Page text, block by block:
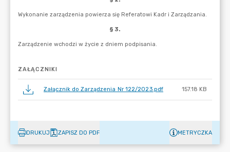
ZAŁĄCZNIKI
Załącznik do Zarządzenia Nr 122/2023.pdf 157.18 KB
DRUKUJ ZAPISZ DO PDF METRYCZKA